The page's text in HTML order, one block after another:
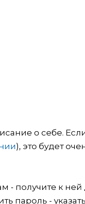
о себе.
), это будет
- получите к
пароль -